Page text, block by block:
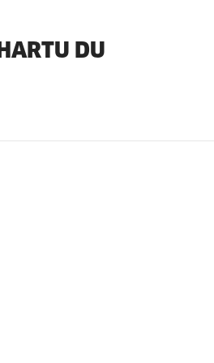
DU